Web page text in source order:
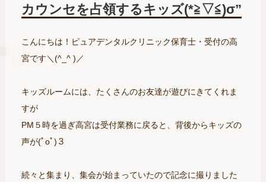
カウンセを占領するキッズ(*≧▽≦)σ”
こんにちは！ピュアデンタルクリニック保育士・受付の高
宮です＼(^_^ )／
キッズルームには、たくさんのお友達が遊びにきてくれま
すが
PM５時を過ぎ高宮は受付業務に戻ると、背後からキッズの
声が(ﾟoﾟ)３
続々と集まり、集会が始まっていたので記念に撮りました